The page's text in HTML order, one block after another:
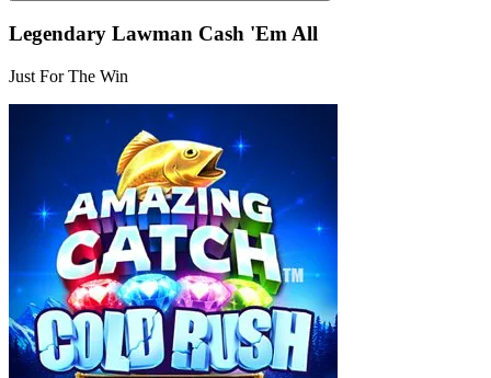
Legendary Lawman Cash 'Em All
Just For The Win